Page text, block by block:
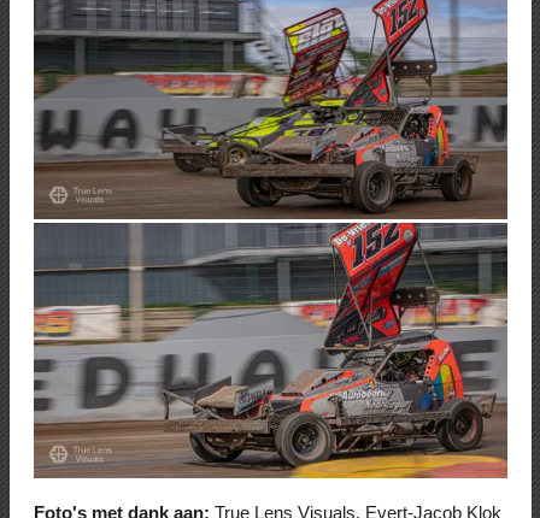
Foto's met dank aan: True Lens Visuals, Evert-Jacob Klok